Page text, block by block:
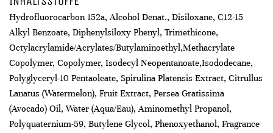
Hydrofluorocarbon 152a, Alcohol Denat., Disiloxane, C12-15
Alkyl Benzoate, Diphenylsiloxy Phenyl, Trimethicone,
Octylacrylamide/Acrylates/Butylaminoethyl,Methacrylate
Copolymer, Copolymer, Isodecyl Neopentanoate,Isododecane,
Polyglyceryl-10 Pentaoleate, Spirulina Platensis Extract, Citrullus
Lanatus (Watermelon), Fruit Extract, Persea Gratissima
(Avocado) Oil, Water (Aqua/Eau), Aminomethyl Propanol,
Polyquaternium-59, Butylene Glycol, Phenoxyethanol, Fragrance